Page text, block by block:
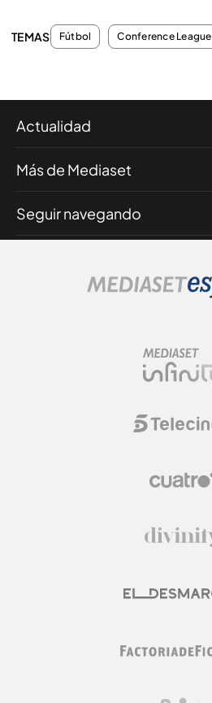
TEMAS Fútbol Conference League
Actualidad
Más de Mediaset
Seguir navegando